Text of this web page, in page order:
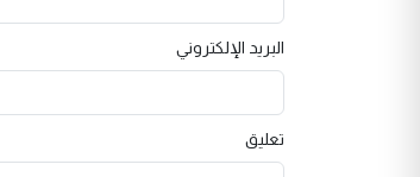
البريد الإلكتروني
تعليق